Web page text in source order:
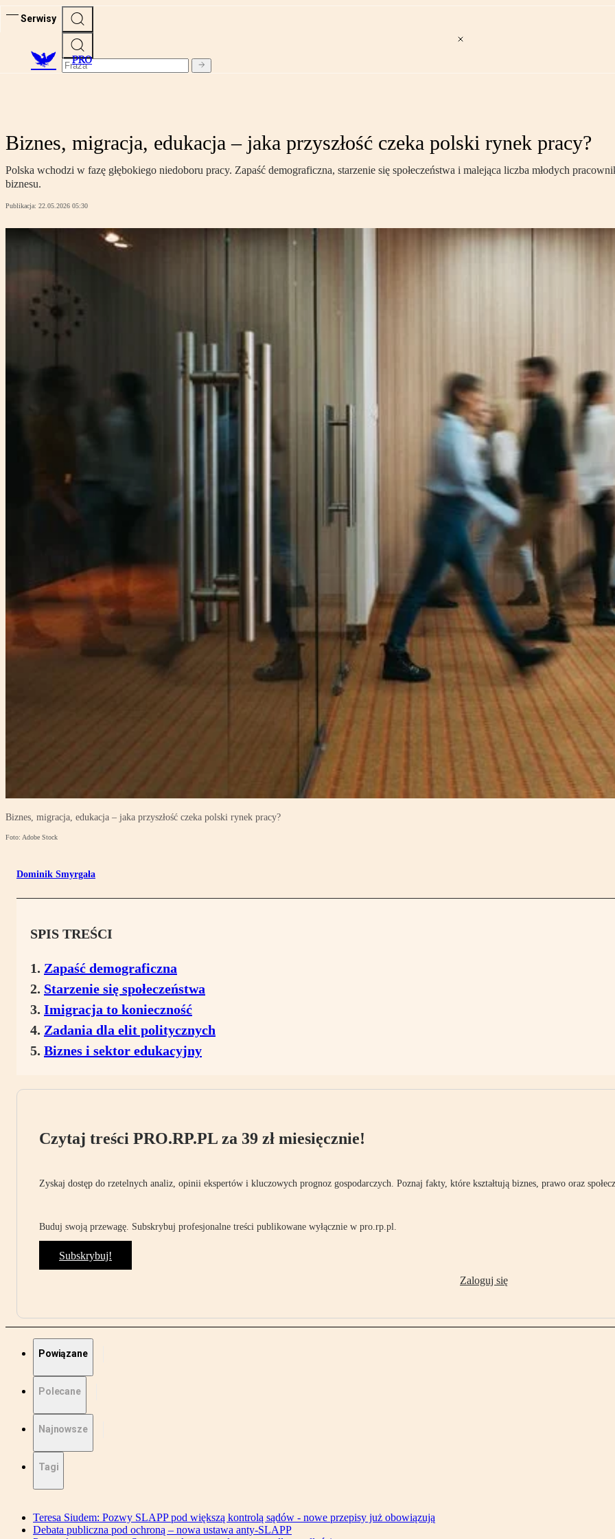
Serwisy
PRO
Biznes, migracja, edukacja – jaka przyszłość czeka polski rynek pracy?
Polska wchodzi w fazę głębokiego niedoboru pracy. Zapaść demograficzna, starzenie się społeczeństwa i malejąca liczba młodych
biznesu.
Publikacja: 22.05.2026 05:30
Biznes, migracja, edukacja – jaka przyszłość czeka polski rynek pracy?
Foto: Adobe Stock
Dominik Smyrgała
SPIS TREŚCI
Zapaść demograficzna
Starzenie się społeczeństwa
Imigracja to konieczność
Zadania dla elit politycznych
Biznes i sektor edukacyjny
Czytaj treści PRO.RP.PL za 39 zł miesięcznie!
Zyskaj dostęp do rzetelnych analiz, opinii ekspertów i kluczowych prognoz gospodarczych. Poznaj fakty, które kształtują biznes, prawo oraz
Buduj swoją przewagę. Subskrybuj profesjonalne treści publikowane wyłącznie w pro.rp.pl.
Subskrybuj!
Zaloguj się
Powiązane
Polecane
Najnowsze
Tagi
Teresa Siudem: Pozwy SLAPP pod większą kontrolą sądów - nowe przepisy już obowiązują
Debata publiczna pod ochroną – nowa ustawa anty-SLAPP